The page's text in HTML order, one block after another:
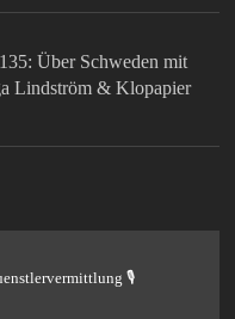
Über Schweden mit
Lindström & Klopapier
🎙️